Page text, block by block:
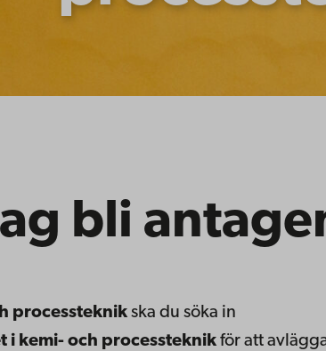
bli
processteknik ska du söka in
kemi- och processteknik för att